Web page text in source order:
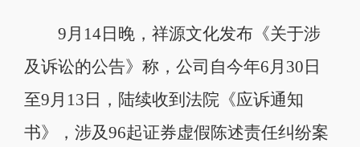
9月14日晚，祥源文化发布《关于涉
及诉讼的公告》称，公司自今年6月30日
至9月13日，陆续收到法院《应诉通知
书》，涉及96起证券虚假陈述责任纠纷案